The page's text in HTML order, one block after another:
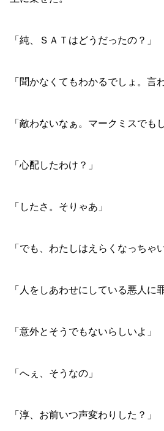
「純、ＳＡＴはどうだったの？」
「聞かなくてもわかるでしょ。言
「敵わないなぁ。マークミスでも
「心配したわけ？」
「したさ。そりゃあ」
「でも、わたしはえらくなっちゃ
「人をしあわせにしている悪人に
「意外とそうでもないらしいよ」
「へぇ、そうなの」
「淳、お前いつ声変わりした？」